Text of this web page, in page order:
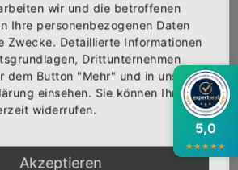
AUF DIE WUNSCHLISTE
INFOS BEWERTUNGEN
mit hochwertigem Siebdruck
unseren Newsletter
News über neue
einen 10% Gutschein für
Bestellung.
5,0
★★★★★
wir und die betroffenen
Ihre personenbezogenen Daten
Zwecke. Detaillierte Informationen
Drittunternehmen
dem Button "Mehr" und in unserer
einsehen. Sie können Ihre
widerrufen.
Akzeptieren